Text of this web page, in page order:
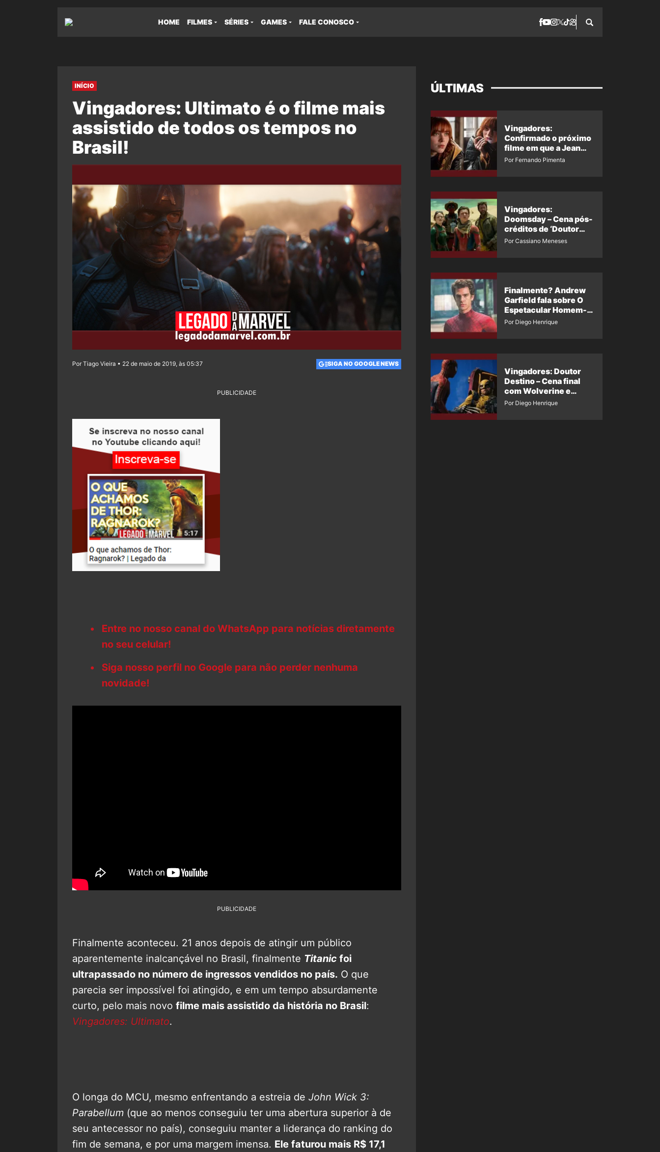
HOME FILMES SÉRIES GAMES FALE CONOSCO
INÍCIO
Vingadores: Ultimato é o filme mais
assistido de todos os tempos no
Brasil!
Por Tiago Vieira • 22 de maio de 2019, às 05:37 SIGA NO GOOGLE NEWS
PUBLICIDADE
Entre no nosso canal do WhatsApp para notícias diretamente
no seu celular!
Siga nosso perfil no Google para não perder nenhuma
novidade!
PUBLICIDADE
Finalmente aconteceu. 21 anos depois de atingir um público
aparentemente inalcançável no Brasil, finalmente Titanic foi
ultrapassado no número de ingressos vendidos no país. O que
parecia ser impossível foi atingido, e em um tempo absurdamente
curto, pelo mais novo filme mais assistido da história no Brasil:
Vingadores: Ultimato.
O longa do MCU, mesmo enfrentando a estreia de John Wick 3:
Parabellum (que ao menos conseguiu ter uma abertura superior à de
seu antecessor no país), conseguiu manter a liderança do ranking do
fim de semana, e por uma margem imensa. Ele faturou mais R$ 17,1
ÚLTIMAS
Vingadores:
Confirmado o próximo
filme em que a Jean
Grey irá aparecer
Por Fernando Pimenta
Vingadores:
Doomsday – Cena pós-
créditos de ‘Doutor
Destino’ é revelada
Por Cassiano Meneses
Finalmente? Andrew
Garfield fala sobre O
Espetacular Homem-
Aranha 3
Por Diego Henrique
Vingadores: Doutor
Destino – Cena final
com Wolverine e
Homem-Aranha de
Por Diego Henrique